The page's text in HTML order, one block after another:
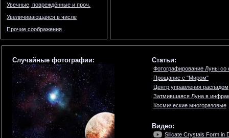
Увечные, повреждённые и проч.
Увеличивающаяся в числе
Прочие соображения
Случайные фотографии: Статьи:
Фотографирование Луны со
Прощание с "Миром"
Центр управления распадом
Затмившаяся Луна в
Космические многоразовые
Видео:
Silicate Crystals Form in